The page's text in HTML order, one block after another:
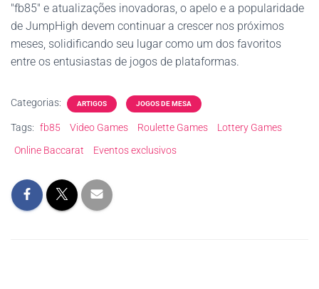
"fb85" e atualizações inovadoras, o apelo e a popularidade
de JumpHigh devem continuar a crescer nos próximos
meses, solidificando seu lugar como um dos favoritos
entre os entusiastas de jogos de plataformas.
Categorias: ARTIGOS JOGOS DE MESA
Tags: fb85 Video Games Roulette Games
Lottery Games
Online Baccarat
Eventos exclusivos